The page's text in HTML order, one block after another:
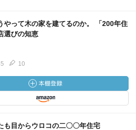
やって木の家を建てるのか。 「200年住
選びの知恵
10
も目からウロコの二〇〇年住宅